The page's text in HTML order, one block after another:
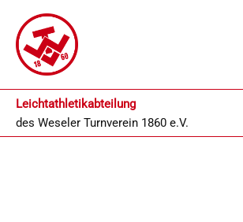
Inhalt
springen
Leichtathletikabteilung
des Weseler Turnverein 1860 e.V.